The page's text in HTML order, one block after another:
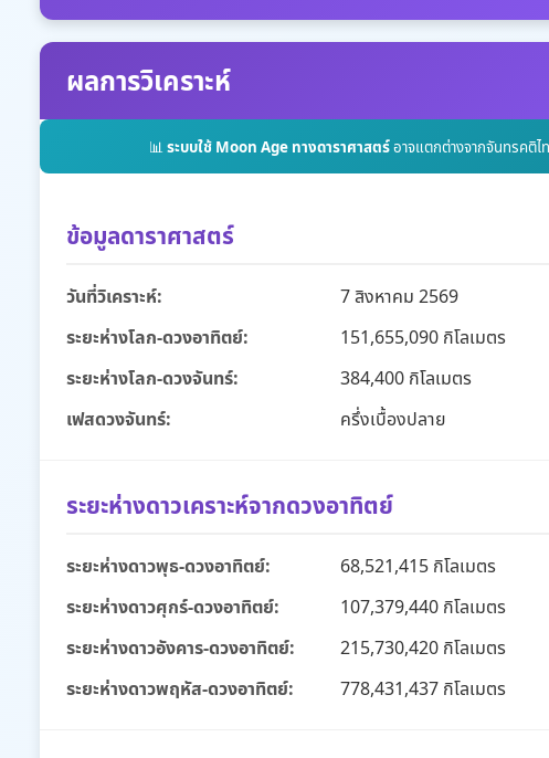
ผลการวิเคราะห์
📊ระบบใช้ Moon Age ทางดาราศาสตร์อาจแตกต่างจากจันทรคติไ
ข้อมูลดาราศาสตร์
วันที่วิเคราะห์:
7 สิงหาคม 2569
ระยะห่างโลก-ดวงอาทิตย์:
151,655,090 กิโลเมตร
ระยะห่างโลก-ดวงจันทร์:
384,400 กิโลเมตร
เฟสดวงจันทร์:
ครึ่งเบื้องปลาย
ระยะห่างดาวเคราะห์จากดวงอาทิตย์
ระยะห่างดาวพุธ-ดวงอาทิตย์:
68,521,415 กิโลเมตร
ระยะห่างดาวศุกร์-ดวงอาทิตย์:
107,379,440 กิโลเมตร
ระยะห่างดาวอังคาร-ดวงอาทิตย์:
215,730,420 กิโลเมตร
ระยะห่างดาวพฤหัส-ดวงอาทิตย์:
778,431,437 กิโลเมตร